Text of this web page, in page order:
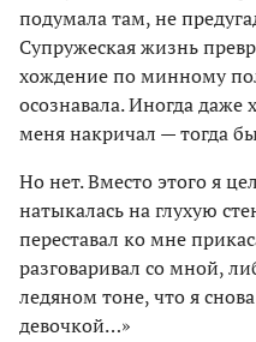
подумала там, не
Супружеская жизнь
хождение по минному
осознавала. Иногда даже
меня накричал — тогда
Но нет. Вместо этого я
натыкалась на глухую
переставал ко мне
разговаривал со мной,
ледяном тоне, что я
девочкой…»